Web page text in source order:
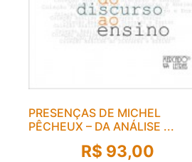
PRESENÇAS DE MICHEL
PÊCHEUX – DA ANÁLISE ...
R$ 93,00